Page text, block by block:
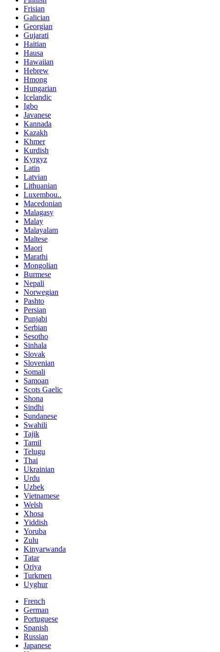
Frisian
Galician
Georgian
Gujarati
Haitian
Hausa
Hawaiian
Hebrew
Hmong
Hungarian
Icelandic
Igbo
Javanese
Kannada
Kazakh
Khmer
Kurdish
Kyrgyz
Latin
Latvian
Lithuanian
Luxembou..
Macedonian
Malagasy
Malay
Malayalam
Maltese
Maori
Marathi
Mongolian
Burmese
Nepali
Norwegian
Pashto
Persian
Punjabi
Serbian
Sesotho
Sinhala
Slovak
Slovenian
Somali
Samoan
Scots Gaelic
Shona
Sindhi
Sundanese
Swahili
Tajik
Tamil
Telugu
Thai
Ukrainian
Urdu
Uzbek
Vietnamese
Welsh
Xhosa
Yiddish
Yoruba
Zulu
Kinyarwanda
Tatar
Oriya
Turkmen
Uyghur
French
German
Portuguese
Spanish
Russian
Japanese